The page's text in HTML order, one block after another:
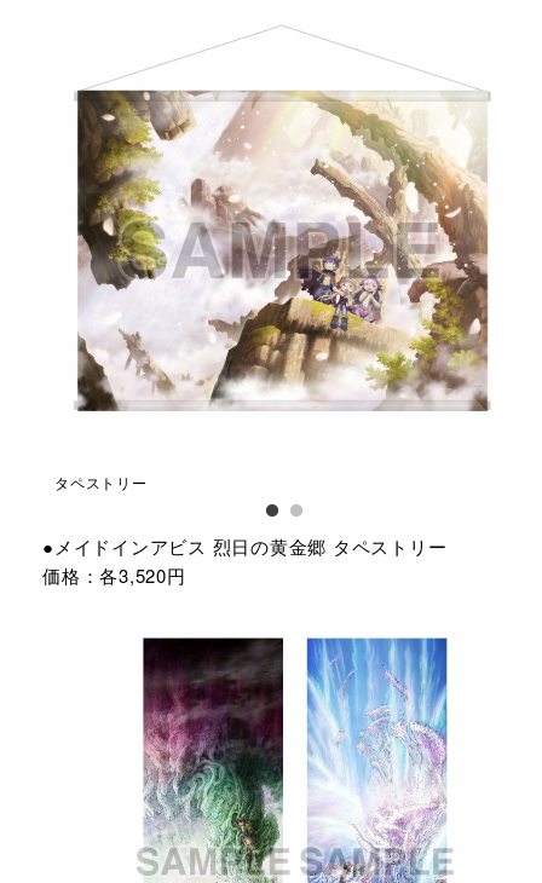
タペストリー
●メイドインアビス 烈日の黄金郷 タペストリー
価格：各3,520円